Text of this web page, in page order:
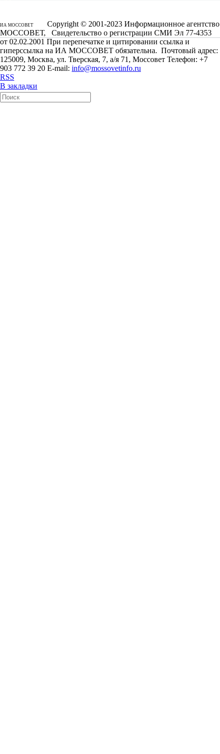
ИА МОССОВЕТ
Copyright © 2001-2023 Информационное агентство
МОССОВЕТ, Свидетельство о регистрации СМИ Эл 77-4353
от 02.02.2001 При перепечатке и цитировании ссылка и
гиперссылка на ИА МОССОВЕТ обязательна. Почтовый адрес:
125009, Москва, ул. Тверская, 7, а/я 71, Моссовет Телефон: +7
903 772 39 20 E-mail: info@mossovetinfo.ru
RSS
В закладки